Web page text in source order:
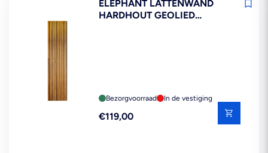
ELEPHANT LATTENWAND
HARDHOUT GEOLIED
Bezorgvoorraad In de vestiging
Reguliere
€119,00